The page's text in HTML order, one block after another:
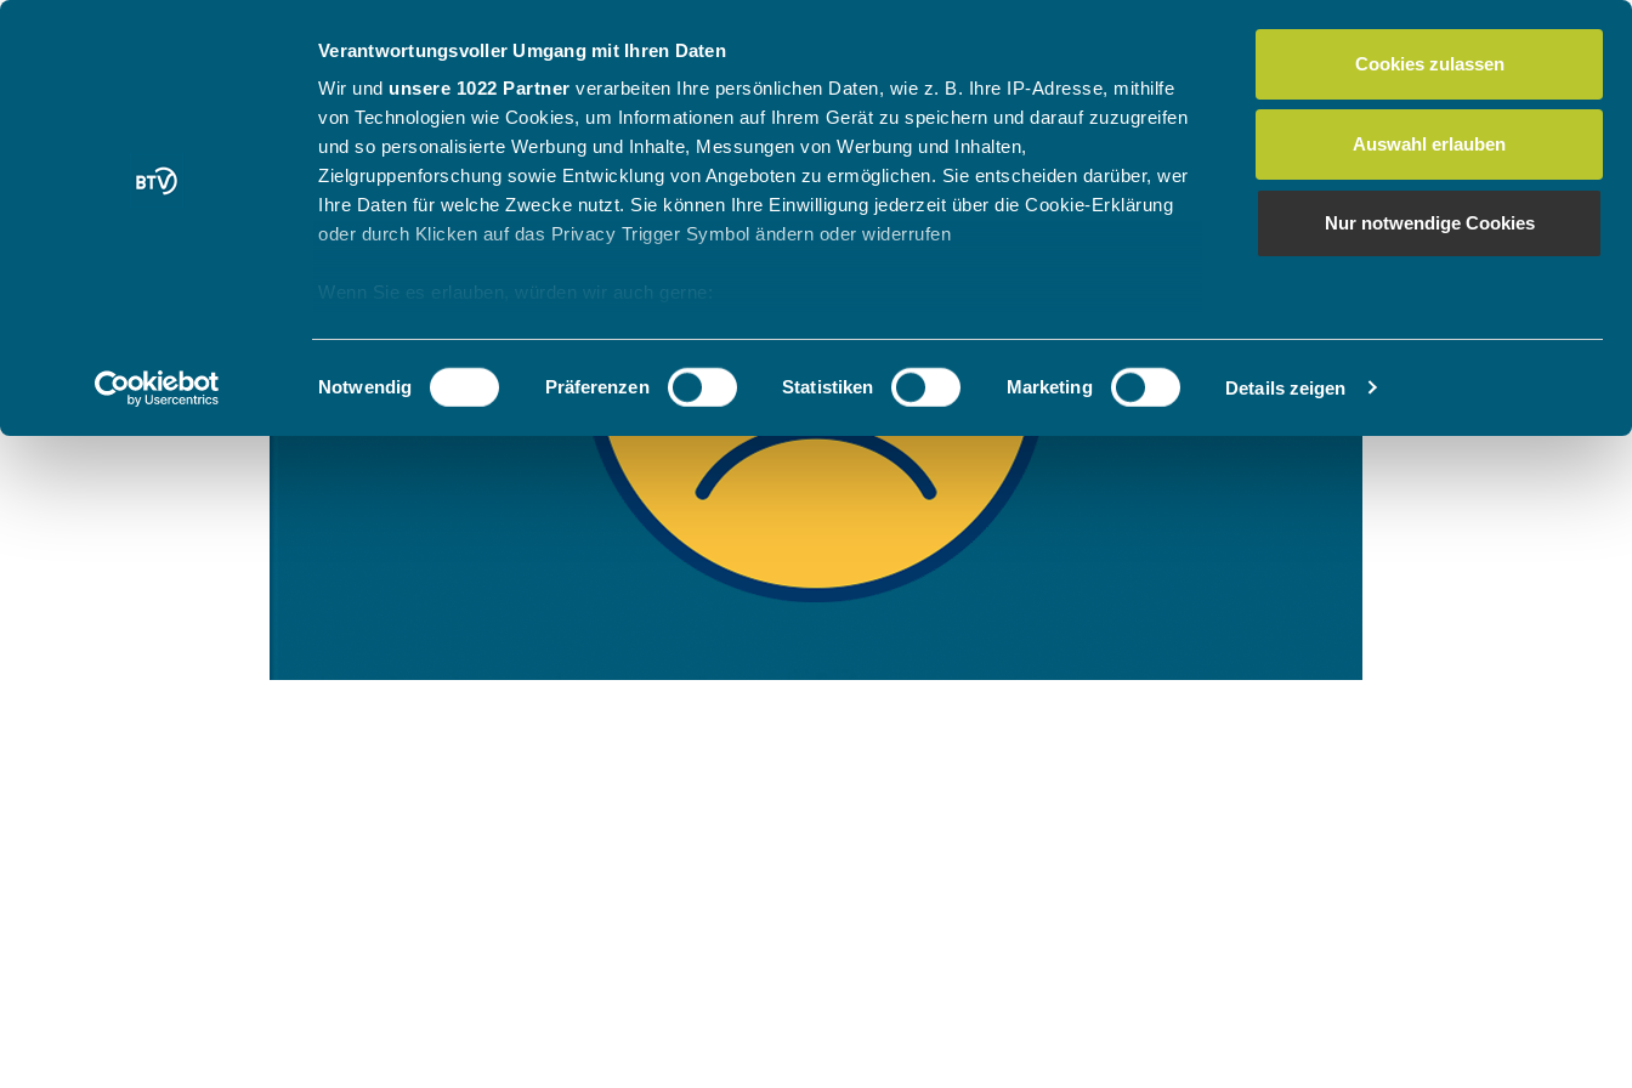
Verantwortungsvoller Umgang mit Ihren Daten
Wir und unsere 1022 Partner verarbeiten Ihre persönlichen Daten, wie z. B. Ihre IP-Adresse, mithilfe
von Technologien wie Cookies, um Informationen auf Ihrem Gerät zu speichern und darauf zuzugreifen
und so personalisierte Werbung und Inhalte, Messungen von Werbung und Inhalten,
Zielgruppenforschung sowie Entwicklung von Angeboten zu ermöglichen. Sie entscheiden darüber, wer
Ihre Daten für welche Zwecke nutzt. Sie können Ihre Einwilligung jederzeit über die Cookie-Erklärung
oder durch Klicken auf das Privacy Trigger Symbol ändern oder widerrufen
Wenn Sie es erlauben, würden wir auch gerne:
Ihr Gerät durch aktives Scannen nach bestimmten Merkmalen (Fingerprinting) identifizieren
Abschnitt Einzelheiten
Wir verwenden Cookies, um Inhalte und Anzeigen zu personalisieren, Funktionen für soziale Medien
anbieten zu können und die Zugriffe auf unsere Website zu analysieren. Außerdem geben wir
Informationen zu Ihrer Verwendung unserer Website an unsere Partner für soziale Medien, Werbung
und Analysen weiter. Unsere Partner führen diese Informationen möglicherweise mit weiteren Daten
Einwilligungsauswahl
Notwendig Präferenzen Statistiken Marketing Details zeigen
Cookies zulassen
Auswahl erlauben
Nur notwendige Cookies